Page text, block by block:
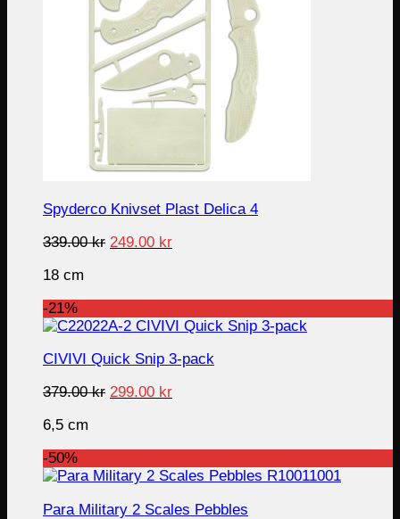
Spyderco Knivset Plast Delica 4
339.00kr Original
249.00 krCurrent
18 cm
-21%
CIVIVI Quick Snip 3-pack
379.00kr Original
299.00 krCurrent
6,5 cm
-50%
Para Military 2 Scales Pebbles